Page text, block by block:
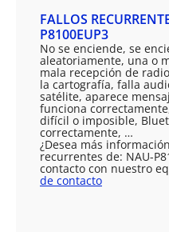
FALLOS
P8100EUP3
No se enciende, se
aleatoriamente, una o
mala recepción de
la cartografía, falla
satélite, aparece
funciona
difícil o imposible,
correctamente, …
¿Desea más
recurrentes de: NAU-
contacto con nuestro
de contacto